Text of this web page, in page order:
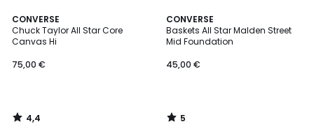
CONVERSE
Chuck Taylor All Star Core
Canvas Hi
75,00 €
4,4
/ 5
4,4
/
CONVERSE
Baskets All Star Malden Street
Mid Foundation
45,00 €
5
/
5
5
/